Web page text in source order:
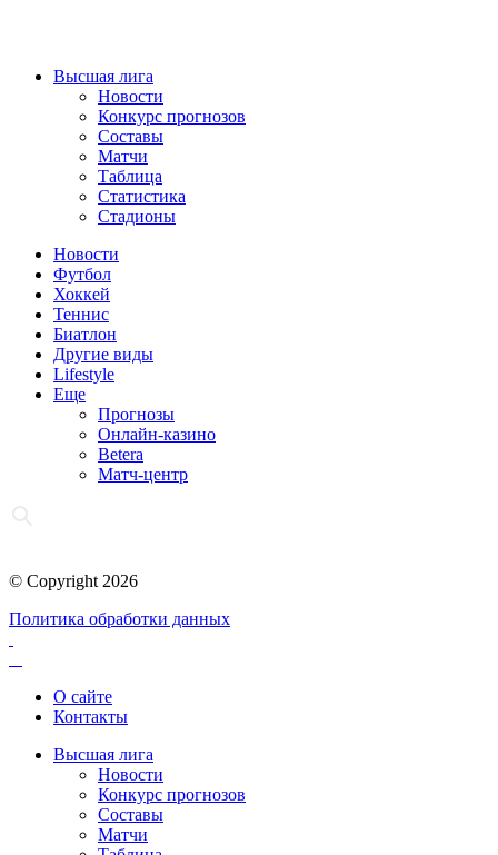
Высшая лига
Новости
Конкурс прогнозов
Составы
Матчи
Таблица
Статистика
Стадионы
Новости
Футбол
Хоккей
Теннис
Биатлон
Другие виды
Lifestyle
Еще
Прогнозы
Онлайн-казино
Betera
Матч-центр
© Copyright 2026
Политика обработки данных
О сайте
Контакты
Высшая лига
Новости
Конкурс прогнозов
Составы
Матчи